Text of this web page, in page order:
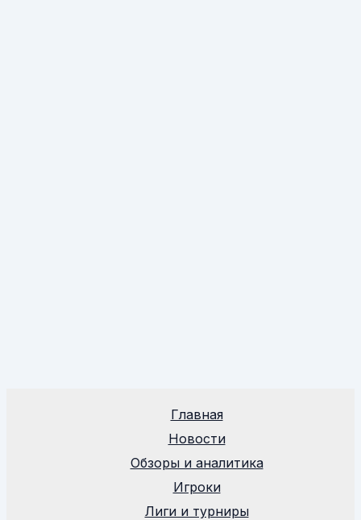
Главная
Новости
Обзоры и аналитика
Игроки
Лиги и турниры